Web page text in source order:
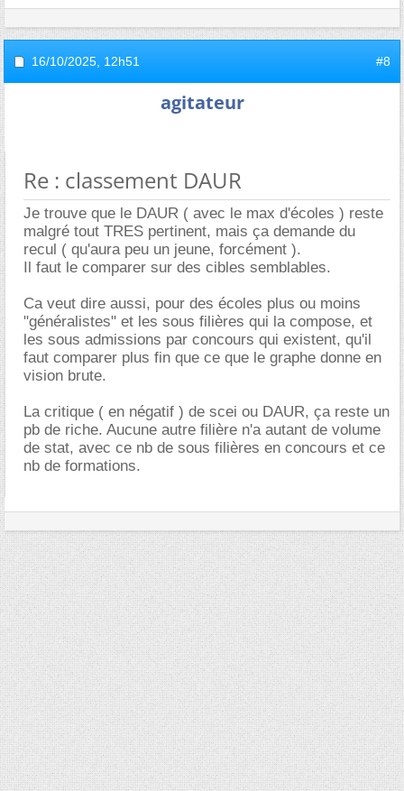
16/10/2025, 12h51 #8
agitateur
Re : classement DAUR
Je trouve que le DAUR ( avec le max d'écoles ) reste
malgré tout TRES pertinent, mais ça demande du
recul ( qu'aura peu un jeune, forcément ).
Il faut le comparer sur des cibles semblables.
Ca veut dire aussi, pour des écoles plus ou moins
"généralistes" et les sous filières qui la compose, et
les sous admissions par concours qui existent, qu'il
faut comparer plus fin que ce que le graphe donne en
vision brute.
La critique ( en négatif ) de scei ou DAUR, ça reste un
pb de riche. Aucune autre filière n'a autant de volume
de stat, avec ce nb de sous filières en concours et ce
nb de formations.